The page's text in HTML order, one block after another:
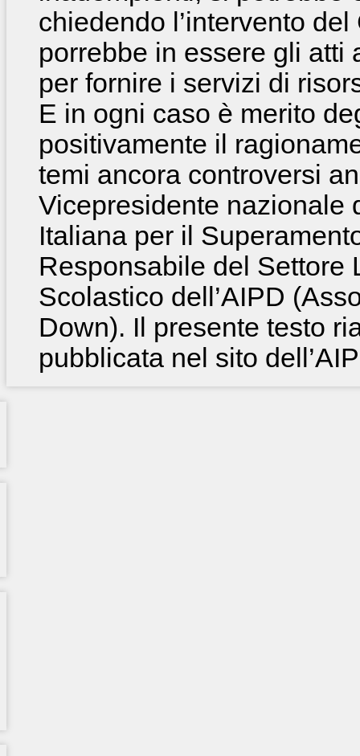
chiedendo l’intervento
porrebbe in essere gli atti
per fornire i servizi di
E in ogni caso è merito
positivamente il
temi ancora controversi
Vicepresidente nazionale
Italiana per il
Responsabile del Settore
Scolastico dell’AIPD
Down). Il presente testo
pubblicata nel sito